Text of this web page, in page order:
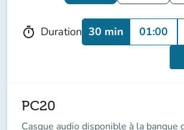
timer Duration 30 min 01:00
PC20
Casque audio disponible à la banque